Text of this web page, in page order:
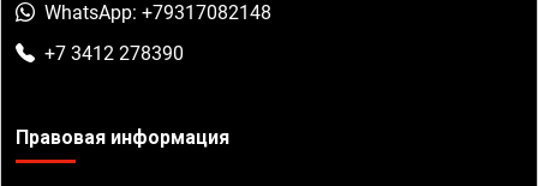
WhatsApp: +79317082148
+7 3412 278390
Правовая информация